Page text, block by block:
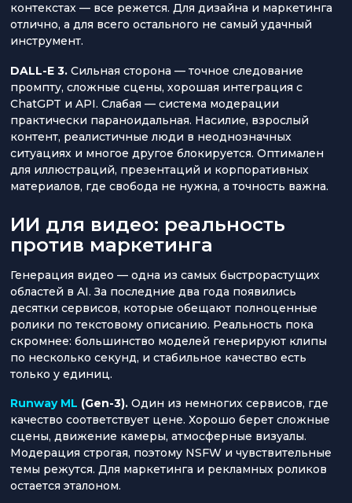
контекстах — все режется. Для дизайна и маркетинга
отлично, а для всего остального не самый удачный
инструмент.
DALL-E 3. Сильная сторона — точное следование
промпту, сложные сцены, хорошая интеграция с
ChatGPT и API. Слабая — система модерации
практически параноидальная. Насилие, взрослый
контент, реалистичные люди в неоднозначных
ситуациях и многое другое блокируется. Оптимален
для иллюстраций, презентаций и корпоративных
материалов, где свобода не нужна, а точность важна.
ИИ для видео: реальность
против маркетинга
Генерация видео — одна из самых быстрорастущих
областей в AI. За последние два года появились
десятки сервисов, которые обещают полноценные
ролики по текстовому описанию. Реальность пока
скромнее: большинство моделей генерируют клипы
по несколько секунд, и стабильное качество есть
только у единиц.
Runway ML (Gen-3). Один из немногих сервисов, где
качество соответствует цене. Хорошо берет сложные
сцены, движение камеры, атмосферные визуалы.
Модерация строгая, поэтому NSFW и чувствительные
темы режутся. Для маркетинга и рекламных роликов
остается эталоном.